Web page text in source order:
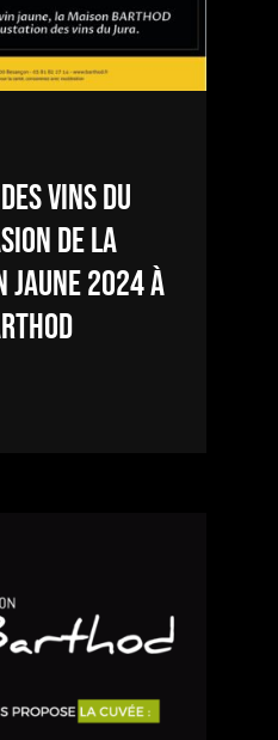
Vins du
de la
Jaune 2024 à